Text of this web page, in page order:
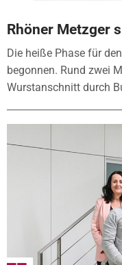
Rhöner Metzger
Die heiße Phase für
begonnen. Rund zwei
Wurstanschnitt durch